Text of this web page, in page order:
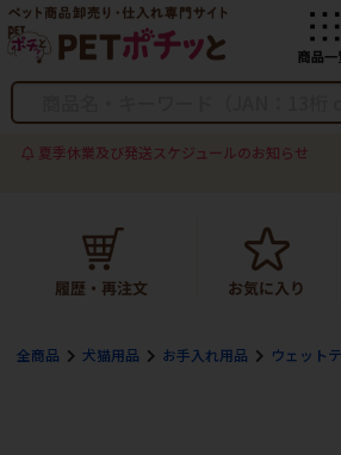
夏季休業及び発送スケジュールのお知らせ
全商品 犬猫用品 お手入れ用品 ウェット